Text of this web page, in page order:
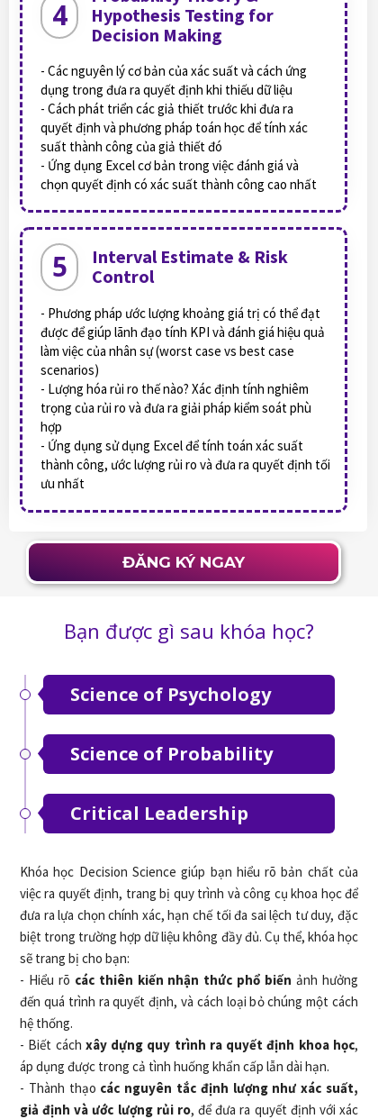
Hypothesis Testing for
Decision Making
- Các nguyên lý cơ bản của xác suất và cách ứng
dụng trong đưa ra quyết định khi thiếu dữ liệu
- Cách phát triển các giả thiết trước khi đưa ra
quyết định và phương pháp toán học để tính xác
suất thành công của giả thiết đó
- Ứng dụng Excel cơ bản trong việc đánh giá và
chọn quyết định có xác suất thành công cao nhất
4
Interval Estimate & Risk
Control
- Phương pháp ước lượng khoảng giá trị có thể đạt
được để giúp lãnh đạo tính KPI và đánh giá hiệu quả
làm việc của nhân sự (worst case vs best case
scenarios)
- Lượng hóa rủi ro thế nào? Xác định tính nghiêm
trọng của rủi ro và đưa ra giải pháp kiểm soát phù
hợp
- Ứng dụng sử dụng Excel để tính toán xác suất
thành công, ước lượng rủi ro và đưa ra quyết định tối
ưu nhất
5
ĐĂNG KÝ NGAY
Bạn được gì sau khóa học?
Khóa học Decision Science giúp bạn hiểu rõ bản chất của
việc ra quyết định, trang bị quy trình và công cụ khoa học để
đưa ra lựa chọn chính xác, hạn chế tối đa sai lệch tư duy, đặc
biệt trong trường hợp dữ liệu không đầy đủ. Cụ thể, khóa học
sẽ trang bị cho bạn:
- Hiểu rõ các thiên kiến nhận thức phổ biến ảnh hưởng
đến quá trình ra quyết định, và cách loại bỏ chúng một cách
hệ thống.
- Biết cách xây dựng quy trình ra quyết định khoa học,
áp dụng được trong cả tình huống khẩn cấp lẫn dài hạn.
- Thành thạo các nguyên tắc định lượng như xác suất,
giả định và ước lượng rủi ro, để đưa ra quyết định với xác
Critical Leadership
Science of Probability
Science of Psychology